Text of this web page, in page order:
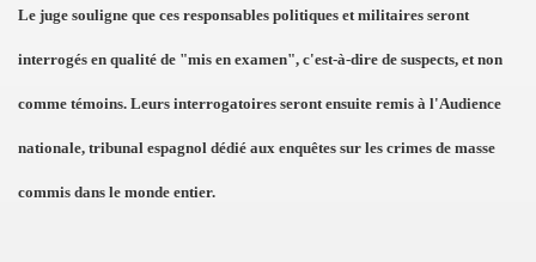
Le juge souligne que ces responsables politiques et militaires seront
interrogés en qualité de "mis en examen", c'est-à-dire de suspects, et non
comme témoins. Leurs interrogatoires seront ensuite remis à l'Audience
nationale, tribunal espagnol dédié aux enquêtes sur les crimes de masse
commis dans le monde entier.